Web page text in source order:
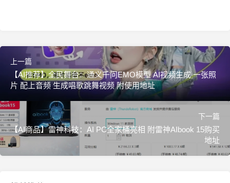
上一篇
【AI推荐】全民舞台：通义千问EMO模型 AI视频生成 一张照
片 配上音频 生成唱歌跳舞视频 附使用地址
下一篇
【AI商品】雷神科技：AI PC全家桶亮相 附雷神AIbook 15购买
地址